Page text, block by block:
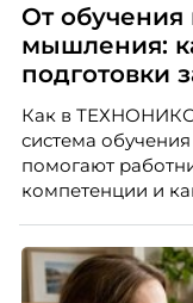
От
мышления:
подготовки
Как в
система
помогают
компетенции и
закупкам
компании